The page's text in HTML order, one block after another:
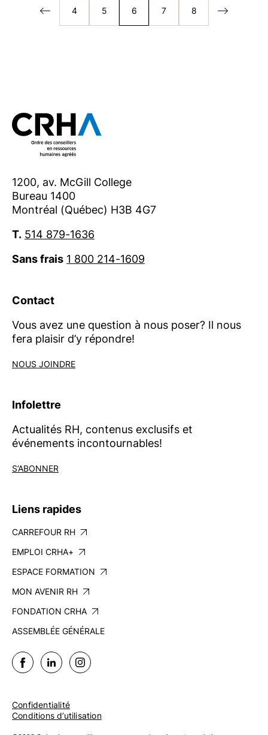
4 5 6 7 8
1200, av. McGill College
Bureau 1400
Montréal (Québec) H3B 4G7
T. 514 879-1636
Sans frais 1 800 214-1609
Contact
Vous avez une question à nous poser? Il nous
fera plaisir d’y répondre!
NOUS JOINDRE
Infolettre
Actualités RH, contenus exclusifs et
événements incontournables!
S’ABONNER
Liens rapides
CARREFOUR RH
EMPLOI CRHA+
ESPACE FORMATION
MON AVENIR RH
FONDATION CRHA
ASSEMBLÉE GÉNÉRALE
Confidentialité
Conditions d’utilisation